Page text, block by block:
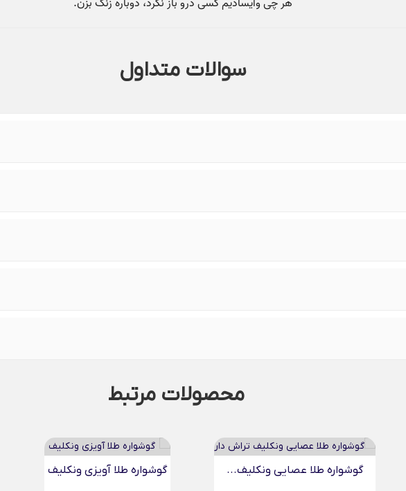
سوالات متداول
محصولات مرتبط
گوشواره طلا عصایی ونکلیف... گوشواره طلا آویزی ونکلیف